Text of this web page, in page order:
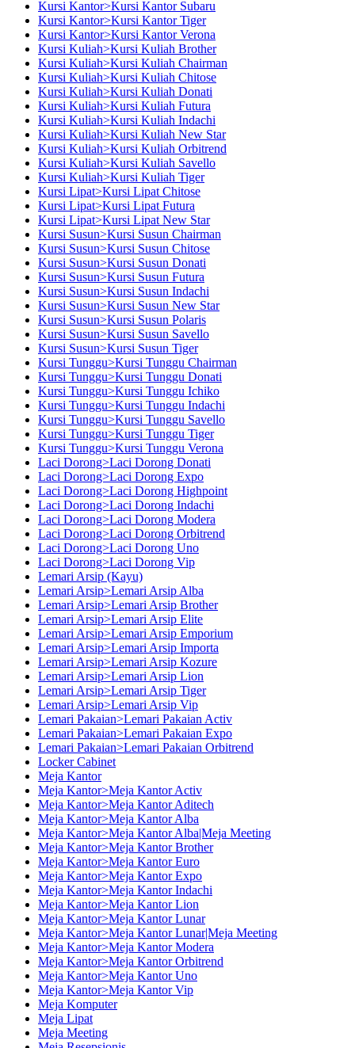
Kursi Kantor>Kursi Kantor Subaru
Kursi Kantor>Kursi Kantor Tiger
Kursi Kantor>Kursi Kantor Verona
Kursi Kuliah>Kursi Kuliah Brother
Kursi Kuliah>Kursi Kuliah Chairman
Kursi Kuliah>Kursi Kuliah Chitose
Kursi Kuliah>Kursi Kuliah Donati
Kursi Kuliah>Kursi Kuliah Futura
Kursi Kuliah>Kursi Kuliah Indachi
Kursi Kuliah>Kursi Kuliah New Star
Kursi Kuliah>Kursi Kuliah Orbitrend
Kursi Kuliah>Kursi Kuliah Savello
Kursi Kuliah>Kursi Kuliah Tiger
Kursi Lipat>Kursi Lipat Chitose
Kursi Lipat>Kursi Lipat Futura
Kursi Lipat>Kursi Lipat New Star
Kursi Susun>Kursi Susun Chairman
Kursi Susun>Kursi Susun Chitose
Kursi Susun>Kursi Susun Donati
Kursi Susun>Kursi Susun Futura
Kursi Susun>Kursi Susun Indachi
Kursi Susun>Kursi Susun New Star
Kursi Susun>Kursi Susun Polaris
Kursi Susun>Kursi Susun Savello
Kursi Susun>Kursi Susun Tiger
Kursi Tunggu>Kursi Tunggu Chairman
Kursi Tunggu>Kursi Tunggu Donati
Kursi Tunggu>Kursi Tunggu Ichiko
Kursi Tunggu>Kursi Tunggu Indachi
Kursi Tunggu>Kursi Tunggu Savello
Kursi Tunggu>Kursi Tunggu Tiger
Kursi Tunggu>Kursi Tunggu Verona
Laci Dorong>Laci Dorong Donati
Laci Dorong>Laci Dorong Expo
Laci Dorong>Laci Dorong Highpoint
Laci Dorong>Laci Dorong Indachi
Laci Dorong>Laci Dorong Modera
Laci Dorong>Laci Dorong Orbitrend
Laci Dorong>Laci Dorong Uno
Laci Dorong>Laci Dorong Vip
Lemari Arsip (Kayu)
Lemari Arsip>Lemari Arsip Alba
Lemari Arsip>Lemari Arsip Brother
Lemari Arsip>Lemari Arsip Elite
Lemari Arsip>Lemari Arsip Emporium
Lemari Arsip>Lemari Arsip Importa
Lemari Arsip>Lemari Arsip Kozure
Lemari Arsip>Lemari Arsip Lion
Lemari Arsip>Lemari Arsip Tiger
Lemari Arsip>Lemari Arsip Vip
Lemari Pakaian>Lemari Pakaian Activ
Lemari Pakaian>Lemari Pakaian Expo
Lemari Pakaian>Lemari Pakaian Orbitrend
Locker Cabinet
Meja Kantor
Meja Kantor>Meja Kantor Activ
Meja Kantor>Meja Kantor Aditech
Meja Kantor>Meja Kantor Alba
Meja Kantor>Meja Kantor Alba|Meja Meeting
Meja Kantor>Meja Kantor Brother
Meja Kantor>Meja Kantor Euro
Meja Kantor>Meja Kantor Expo
Meja Kantor>Meja Kantor Indachi
Meja Kantor>Meja Kantor Lion
Meja Kantor>Meja Kantor Lunar
Meja Kantor>Meja Kantor Lunar|Meja Meeting
Meja Kantor>Meja Kantor Modera
Meja Kantor>Meja Kantor Orbitrend
Meja Kantor>Meja Kantor Uno
Meja Kantor>Meja Kantor Vip
Meja Komputer
Meja Lipat
Meja Meeting